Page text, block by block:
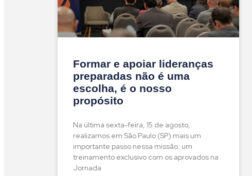
Formar e apoiar lideranças
preparadas não é uma
escolha, é o nosso
propósito
Na última sexta-feira, 15 de agosto,
realizamos em São Paulo (SP) mais um
importante passo nessa missão: um
treinamento exclusivo com os aprovados na
Jornada